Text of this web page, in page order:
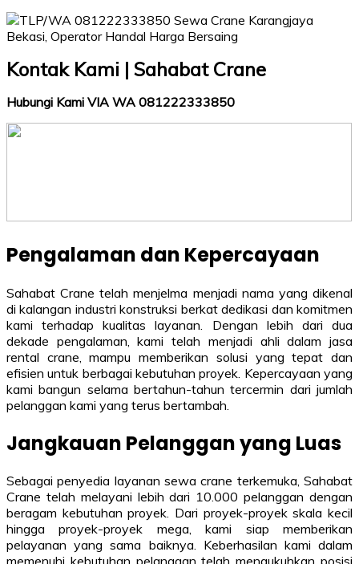
Kontak Kami | Sahabat Crane
Hubungi Kami VIA WA 081222333850
Pengalaman dan Kepercayaan
Sahabat Crane telah menjelma menjadi nama yang dikenal
di kalangan industri konstruksi berkat dedikasi dan komitmen
kami terhadap kualitas layanan. Dengan lebih dari dua
dekade pengalaman, kami telah menjadi ahli dalam jasa
rental crane, mampu memberikan solusi yang tepat dan
efisien untuk berbagai kebutuhan proyek. Kepercayaan yang
kami bangun selama bertahun-tahun tercermin dari jumlah
pelanggan kami yang terus bertambah.
Jangkauan Pelanggan yang Luas
Sebagai penyedia layanan sewa crane terkemuka, Sahabat
Crane telah melayani lebih dari 10.000 pelanggan dengan
beragam kebutuhan proyek. Dari proyek-proyek skala kecil
hingga proyek-proyek mega, kami siap memberikan
pelayanan yang sama baiknya. Keberhasilan kami dalam